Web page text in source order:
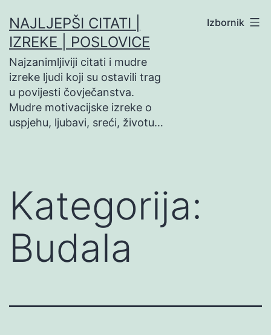
na
sadržaj
NAJLJEPŠI CITATI |
IZREKE | POSLOVICE
Najzanimljiviji citati i mudre
izreke ljudi koji su ostavili trag
u povijesti čovječanstva.
Mudre motivacijske izreke o
uspjehu, ljubavi, sreći, životu…
Izbornik
Kategorija:
Budala